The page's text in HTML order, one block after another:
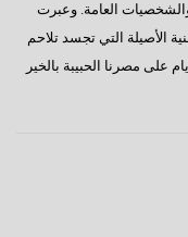
والشخصيات العامة. وعبرت
الأصيلة التي تجسد تلاحم
على مصرنا الحبيبة بالخير